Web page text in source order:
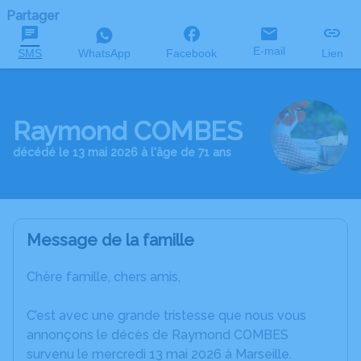
Partager
SMS WhatsApp Facebook E-mail Lien
Raymond COMBES
décédé le 13 mai 2026 à l'âge de 71 ans
Message de la famille
Chère famille, chers amis,
C’est avec une grande tristesse que nous vous
annonçons le décès de Raymond COMBES
survenu le mercredi 13 mai 2026 à Marseille.